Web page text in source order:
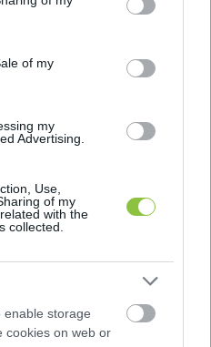
and its third-party tags to
purposes in below Google
of my
my
Advertising.
Use,
of my
with the
collected.
enable storage
cookies on web or
nagy mennyiségű hó
távolították el